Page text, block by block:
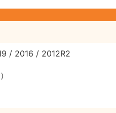
/ 2016 / 2012R2